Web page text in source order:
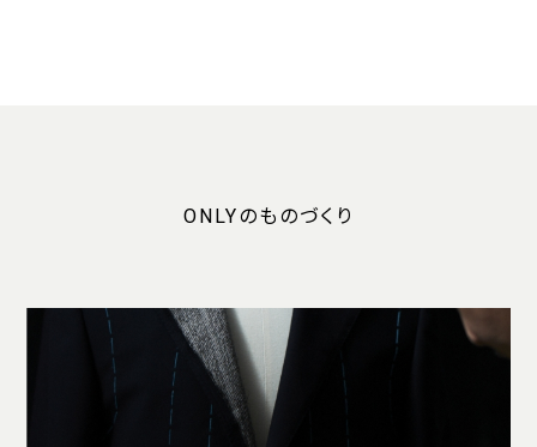
ONLYのものづくり